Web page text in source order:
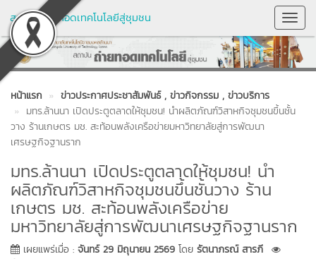
สถาบันถ่ายทอดเทคโนโลยีสู่ชุมชน
หน้าแรก ข่าวประกาศประชาสัมพันธ์ , ข่าวกิจกรรม , ข่าวบริการ
มทร.ล้านนา เปิดประตูตลาดให้ชุมชน! นำผลิตภัณฑ์วิสาหกิจชุมชนขึ้นชั้น
วาง ร้านเกษตร มช. สะท้อนพลังเครือข่ายมหาวิทยาลัยสู่การพัฒนา
เศรษฐกิจฐานราก
มทร.ล้านนา เปิดประตูตลาดให้ชุมชน! นำ
ผลิตภัณฑ์วิสาหกิจชุมชนขึ้นชั้นวาง ร้าน
เกษตร มช. สะท้อนพลังเครือข่าย
มหาวิทยาลัยสู่การพัฒนาเศรษฐกิจฐานราก
เผยแพร่เมื่อ : จันทร์ 29 มิถุนายน 2569 โดย รัตนาภรณ์ สารภี